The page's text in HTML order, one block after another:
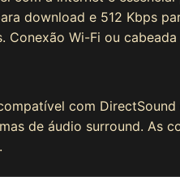
download e 512 Kbps
Conexão Wi-Fi ou
com
de áudio surround. As